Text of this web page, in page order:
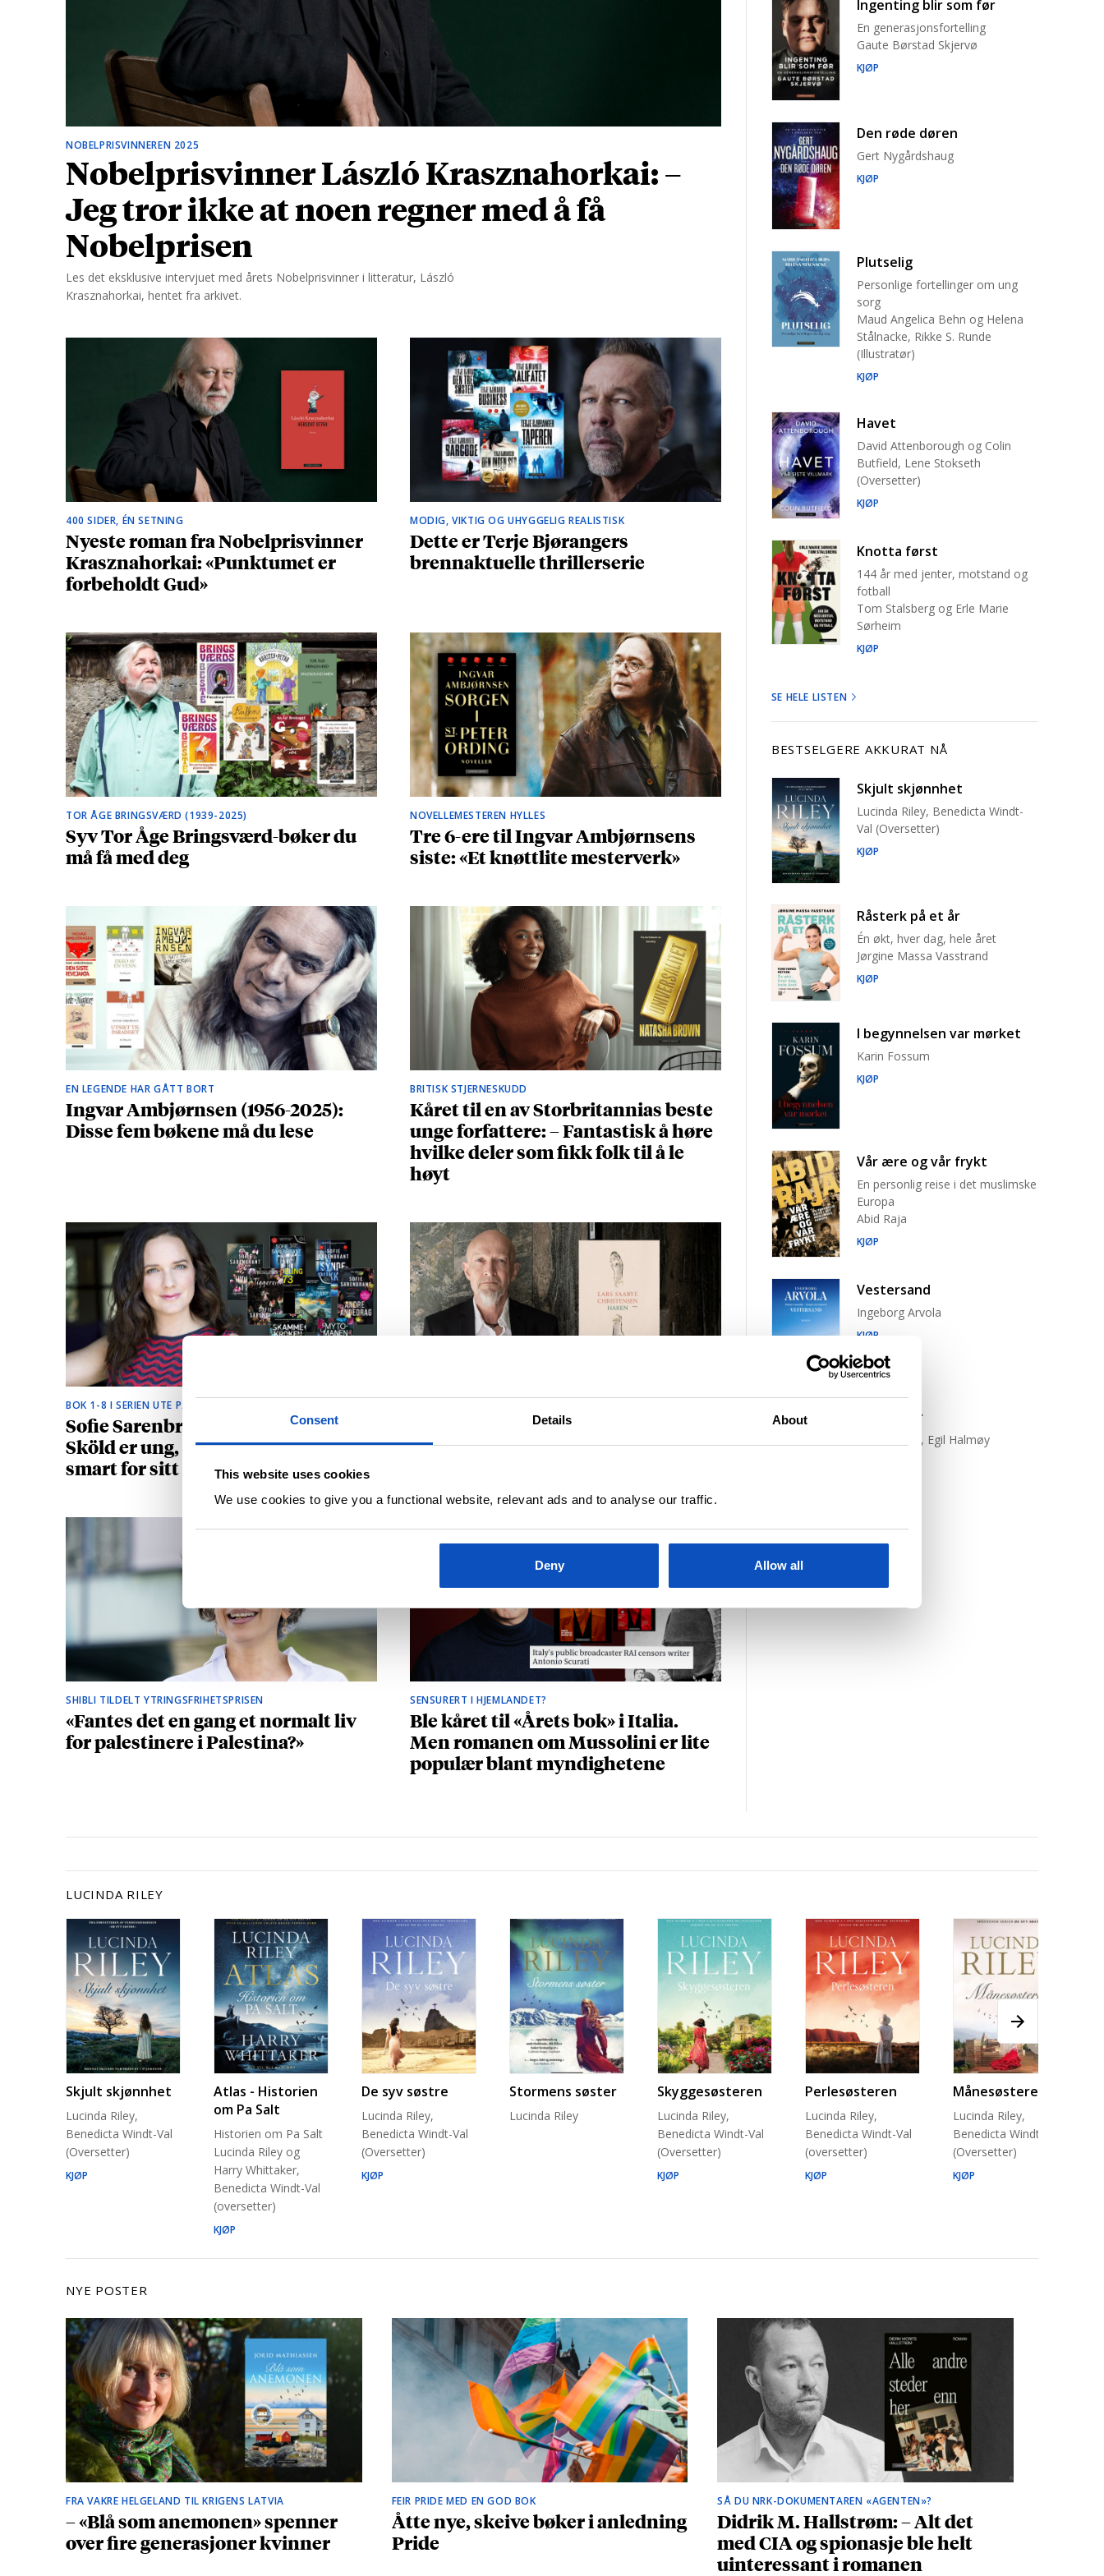
Consent Details About
This website uses cookies
We use cookies to give you a functional website, relevant ads and to analyse our traffic.
Deny Allow all
NOBELPRISVINNEREN 2025
Nobelprisvinner László Krasznahorkai: –
Jeg tror ikke at noen regner med å få
Nobelprisen
Les det eksklusive intervjuet med årets Nobelprisvinner i litteratur, László
Krasznahorkai, hentet fra arkivet.
400 SIDER, ÉN SETNING
Nyeste roman fra Nobelprisvinner
Krasznahorkai: «Punktumet er
forbeholdt Gud»
MODIG, VIKTIG OG UHYGGELIG REALISTISK
Dette er Terje Bjørangers
brennaktuelle thrillerserie
TOR ÅGE BRINGSVÆRD (1939-2025)
Syv Tor Åge Bringsværd-bøker du
må få med deg
NOVELLEMESTEREN HYLLES
Tre 6-ere til Ingvar Ambjørnsens
siste: «Et knøttlite mesterverk»
EN LEGENDE HAR GÅTT BORT
Ingvar Ambjørnsen (1956-2025):
Disse fem bøkene må du lese
BRITISK STJERNESKUDD
Kåret til en av Storbritannias beste
unge forfattere: – Fantastisk å høre
hvilke deler som fikk folk til å le
høyt
BOK 1-8 I SERIEN UTE PÅ NORSK
Sofie Sarenbrants krimhelt Emma
Sköld er ung, vakker og litt for
smart for sitt eget beste
Lars Saabye Christensens «Haren»
er full av setninger du vil spare på
SHIBLI TILDELT YTRINGSFRIHETSPRISEN
«Fantes det en gang et normalt liv
for palestinere i Palestina?»
SENSURERT I HJEMLANDET?
Ble kåret til «Årets bok» i Italia.
Men romanen om Mussolini er lite
populær blant myndighetene
Ingenting blir som før
En generasjonsfortelling
Gaute Børstad Skjervø
KJØP
Den røde døren
Gert Nygårdshaug
KJØP
Plutselig
Personlige fortellinger om ung
sorg
Maud Angelica Behn og Helena
Stålnacke, Rikke S. Runde
(Illustratør)
KJØP
Havet
David Attenborough og Colin
Butfield, Lene Stokseth
(Oversetter)
KJØP
Knotta først
144 år med jenter, motstand og
fotball
Tom Stalsberg og Erle Marie
Sørheim
KJØP
SE HELE LISTEN
BESTSELGERE AKKURAT NÅ
Skjult skjønnhet
Lucinda Riley, Benedicta Windt-
Val (Oversetter)
KJØP
Råsterk på et år
Én økt, hver dag, hele året
Jørgine Massa Vasstrand
KJØP
I begynnelsen var mørket
Karin Fossum
KJØP
Vår ære og vår frykt
En personlig reise i det muslimske
Europa
Abid Raja
KJØP
Vestersand
Ingeborg Arvola
KJØP
Trist tiger
Neige Sinno, Egil Halmøy
SE HELE LISTEN
LUCINDA RILEY
Skjult skjønnhet
Lucinda Riley,
Benedicta Windt-Val
(Oversetter)
KJØP
Atlas - Historien
om Pa Salt
Historien om Pa Salt
Lucinda Riley og
Harry Whittaker,
Benedicta Windt-Val
(oversetter)
KJØP
De syv søstre
Lucinda Riley,
Benedicta Windt-Val
(Oversetter)
KJØP
Stormens søster
Lucinda Riley
Skyggesøsteren
Lucinda Riley,
Benedicta Windt-Val
(Oversetter)
KJØP
Perlesøsteren
Lucinda Riley,
Benedicta Windt-Val
(oversetter)
KJØP
Månesøsteren
Lucinda Riley,
Benedicta Windt-Val
(Oversetter)
KJØP
NYE POSTER
FRA VAKRE HELGELAND TIL KRIGENS LATVIA
– «Blå som anemonen» spenner
over fire generasjoner kvinner
FEIR PRIDE MED EN GOD BOK
Åtte nye, skeive bøker i anledning
Pride
SÅ DU NRK-DOKUMENTAREN «AGENTEN»?
Didrik M. Hallstrøm: – Alt det
med CIA og spionasje ble helt
uinteressant i romanen